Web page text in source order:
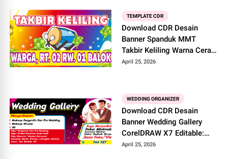
TEMPLATE CDR
Download CDR Desain
Banner Spanduk MMT
Takbir Keliling Warna Cerah
Menyala: Bisa Buat idul
April 25, 2026
WEDDING ORGANIZER
Download CDR Desain
Banner Wedding Gallery
CorelDRAW X7 Editable:
Cocok untuk Wedding
April 25, 2026